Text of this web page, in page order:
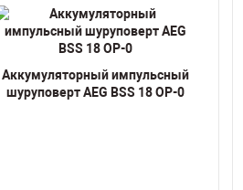
Аккумуляторный импульсный
шуруповерт AEG BSS 18 OP-0